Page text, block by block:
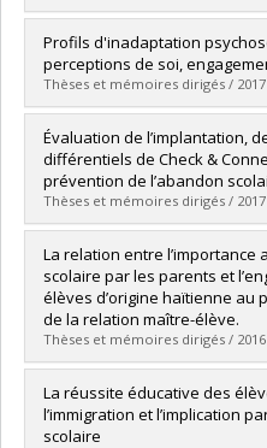
Graduate :Kurdi, Vanessa
Cycle :Doctoral
Grade :Ph. D.
Lien vers le document dans
Profils d'inadaptation
perceptions de soi,
Thèses et mémoires dirigés / 2017
Graduate :Olivier, Elizabeth
Cycle :Doctoral
Grade :Ph. D.
Lien vers le document dans
Évaluation de l’implantation,
différentiels de Check &
prévention de l’abandon
Thèses et mémoires dirigés / 2017
Graduate :Goulet, Mélissa
Cycle :Doctoral
Grade :Ph. D.
Lien vers le document dans
La relation entre l’importance
scolaire par les parents et
élèves d’origine haïtienne au
de la relation maître-élève.
Thèses et mémoires dirigés / 2016
Graduate :Joseph, Maloune
Cycle :Master's
Grade :
La réussite éducative des
l’immigration et l’implication
scolaire